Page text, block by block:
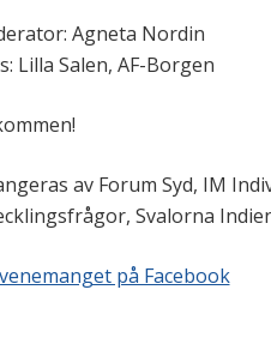
Agneta Nordin
Lilla Salen, AF-Borgen
av Forum Syd, IM
Svalorna
på Facebook